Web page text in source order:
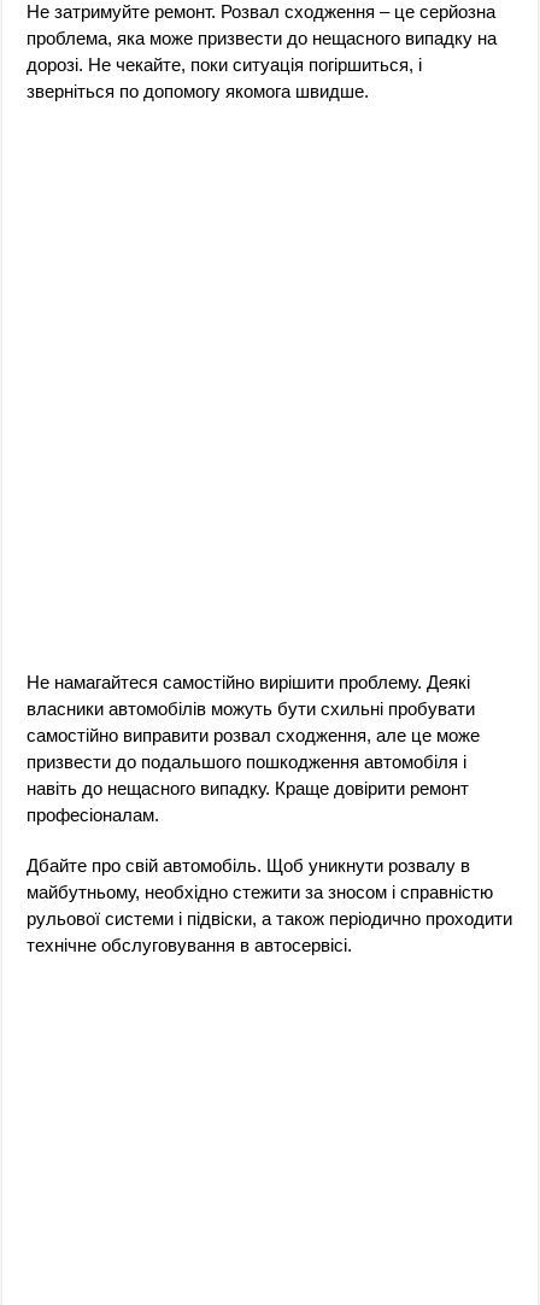
Не затримуйте ремонт. Розвал сходження – це серйозна
проблема, яка може призвести до нещасного випадку на
дорозі. Не чекайте, поки ситуація погіршиться, і
зверніться по допомогу якомога швидше.
Не намагайтеся самостійно вирішити проблему. Деякі
власники автомобілів можуть бути схильні пробувати
самостійно виправити розвал сходження, але це може
призвести до подальшого пошкодження автомобіля і
навіть до нещасного випадку. Краще довірити ремонт
професіоналам.
Дбайте про свій автомобіль. Щоб уникнути розвалу в
майбутньому, необхідно стежити за зносом і справністю
рульової системи і підвіски, а також періодично проходити
технічне обслуговування в автосервісі.